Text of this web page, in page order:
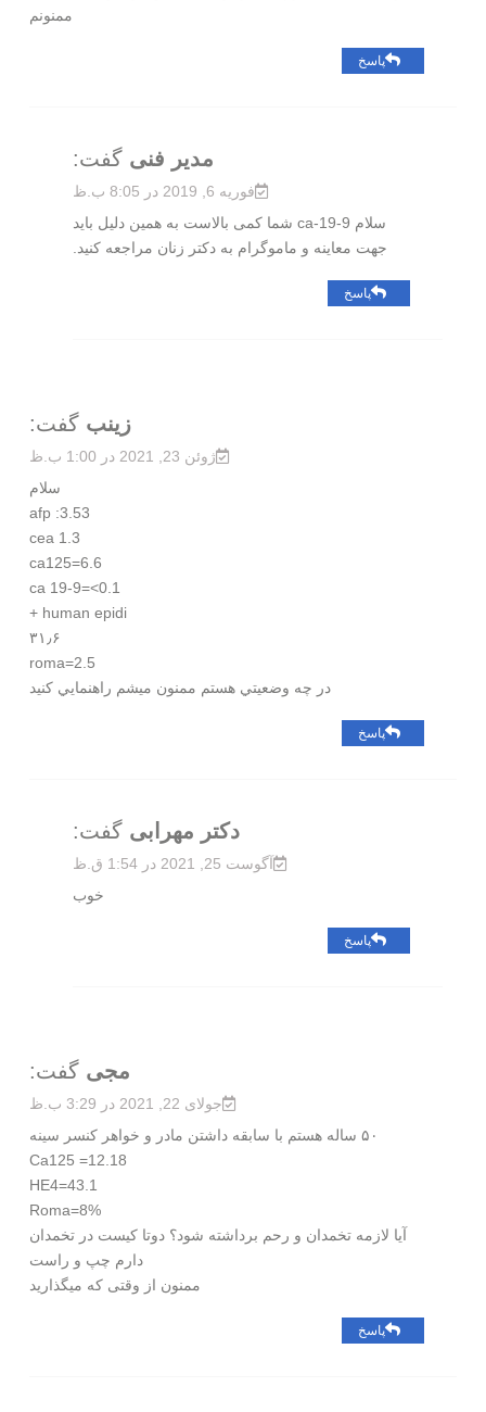
ممنونم
پاسخ
مدیر فنی گفت:
فوریه 6, 2019 در 8:05 ب.ظ
سلام ca-19-9 شما کمی بالاست به همین دلیل باید
جهت معاینه و ماموگرام به دکتر زنان مراجعه کنید.
پاسخ
زينب گفت:
ژوئن 23, 2021 در 1:00 ب.ظ
سلام
afp :3.53
cea 1.3
ca125=6.6
ca 19-9=<0.1
human epidi +
۳۱٫۶
roma=2.5
در چه وضعيتي هستم ممنون ميشم راهنمايي كنيد
پاسخ
دکتر مهرابی گفت:
آگوست 25, 2021 در 1:54 ق.ظ
خوب
پاسخ
مجی گفت:
جولای 22, 2021 در 3:29 ب.ظ
۵۰ ساله هستم با سابقه داشتن مادر و خواهر کنسر سینه
Ca125 =12.18
HE4=43.1
Roma=8%
آیا لازمه تخمدان و رحم برداشته شود؟ دوتا کیست در تخمدان
دارم چپ و راست
ممنون از وقتی که میگذارید
پاسخ